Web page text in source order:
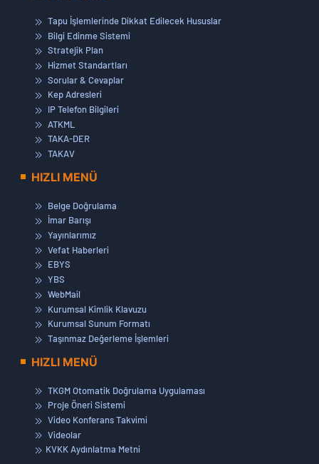
Tapu İşlemlerinde Dikkat Edilecek Hususlar
Bilgi Edinme Sistemi
Stratejik Plan
Hizmet Standartları
Sorular & Cevaplar
Kep Adresleri
IP Telefon Bilgileri
ATKML
TAKA-DER
TAKAV
HIZLI MENÜ
Belge Doğrulama
İmar Barışı
Yayınlarımız
Vefat Haberleri
EBYS
YBS
WebMail
Kurumsal Kimlik Klavuzu
Kurumsal Sunum Formatı
Taşınmaz Değerleme İşlemleri
HIZLI MENÜ
TKGM Otomatik Doğrulama Uygulaması
Proje Öneri Sistemi
Video Konferans Takvimi
Videolar
KVKK Aydınlatma Metni